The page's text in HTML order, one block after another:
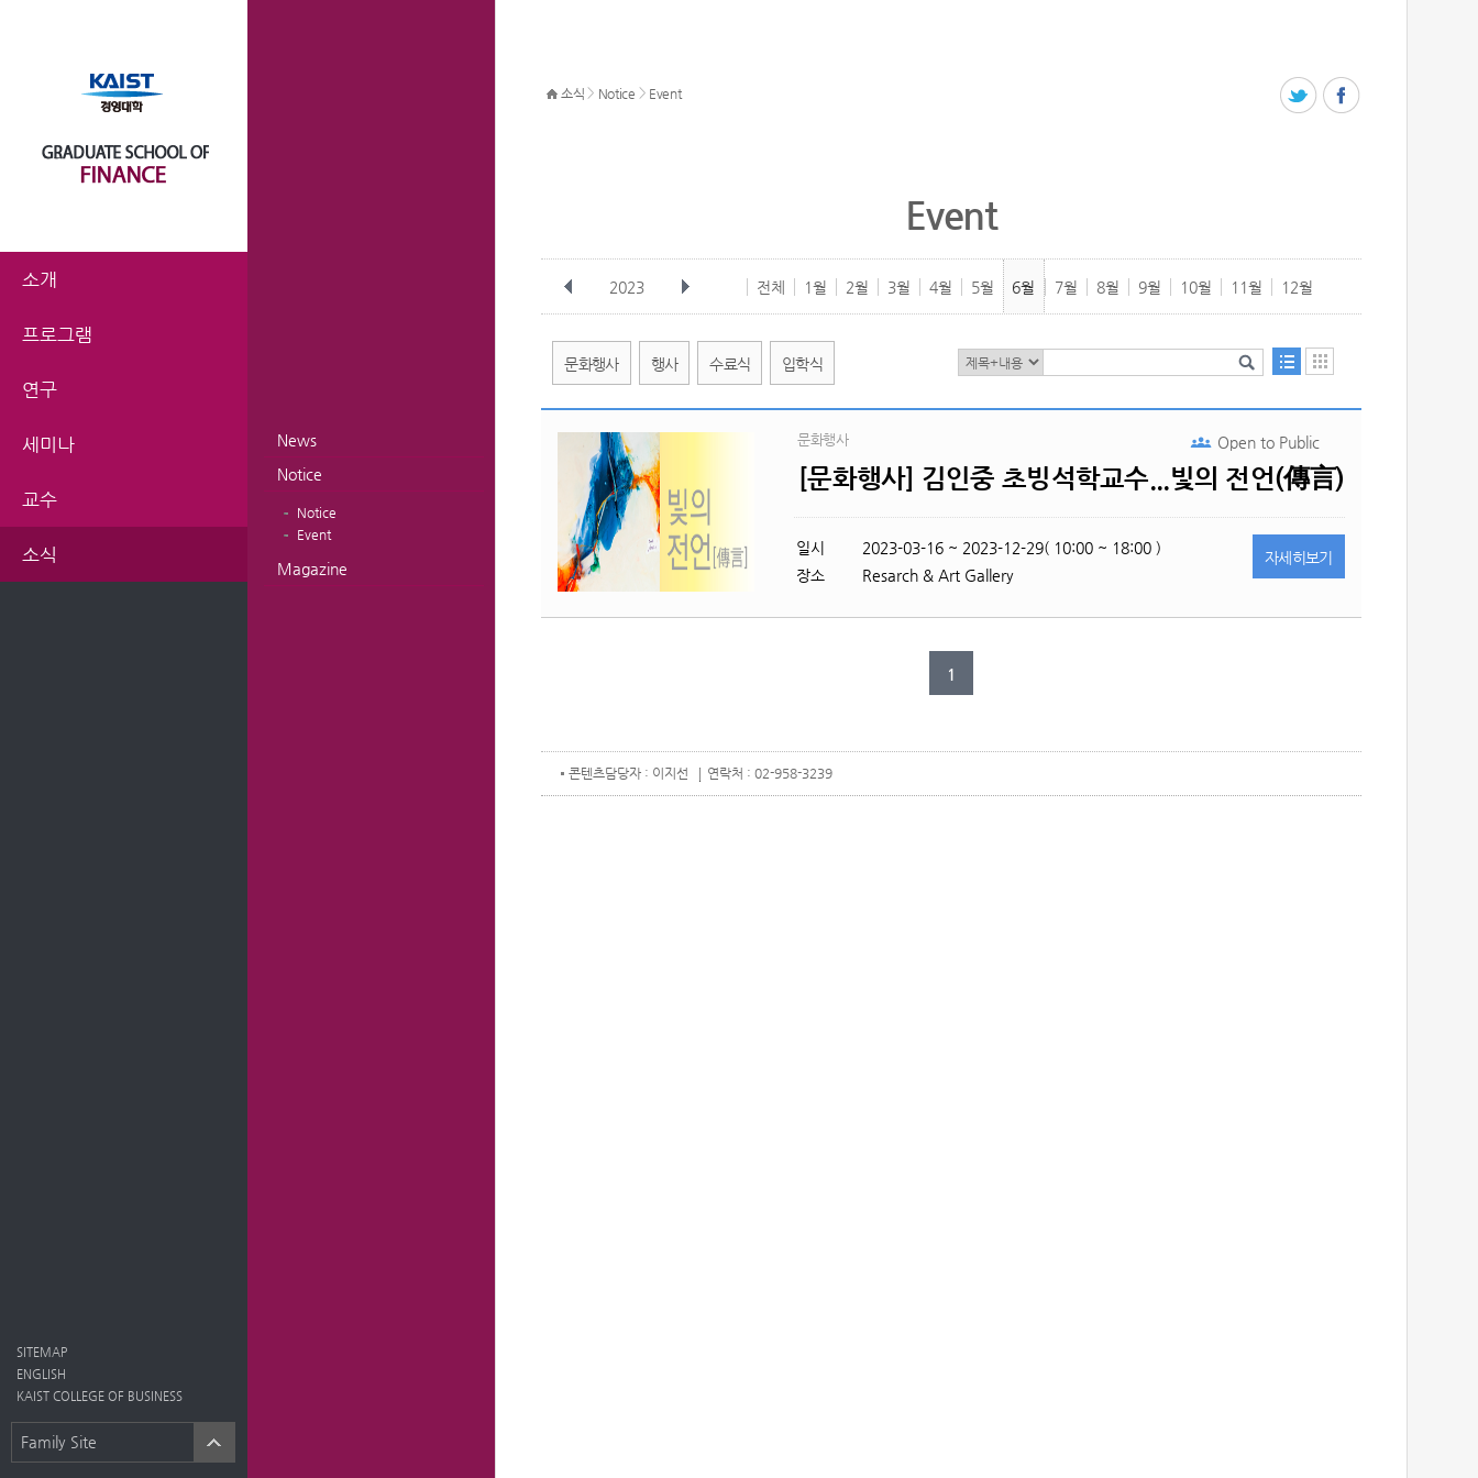
SITEMAP
ENGLISH
KAIST COLLEGE OF BUSINESS
Family Site
소개
프로그램
연구
세미나
교수
소식
News
Notice
Notice
Event
Magazine
소식 > Notice > Event
Event
2023 전체 1월 2월 3월 4월 5월 6월 7월 8월 9월 10월 11월 12월
문화행사 행사 수료식 입학식
문화행사
[문화행사] 김인중 초빙석학교수...빛의 전언(傳言)
Open to Public
일시
2023-03-16 ~ 2023-12-29( 10:00 ~ 18:00 )
장소
Resarch & Art Gallery
자세히 보기
1
콘텐츠담당자 : 이지선 연락처 : 02-958-3239